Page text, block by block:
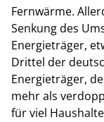
Fernwärme.
Senkung des
Energieträger,
Drittel der
Energieträger,
mehr als
für viel